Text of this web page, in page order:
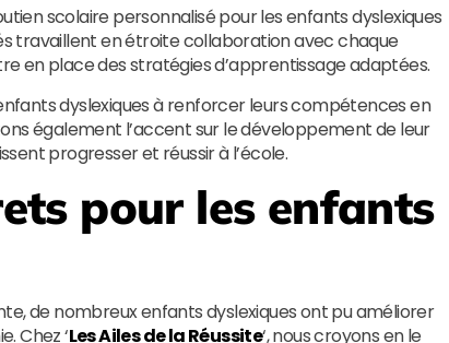
scolaire personnalisé pour les enfants dyslexiques
travaillent en étroite collaboration avec chaque
en place des stratégies d’apprentissage adaptées.
dyslexiques à renforcer leurs compétences en
également l’accent sur le développement de leur
progresser et réussir à l’école.
pour les enfants
de nombreux enfants dyslexiques ont pu améliorer
Chez ‘Les Ailes de la Réussite‘, nous croyons en le